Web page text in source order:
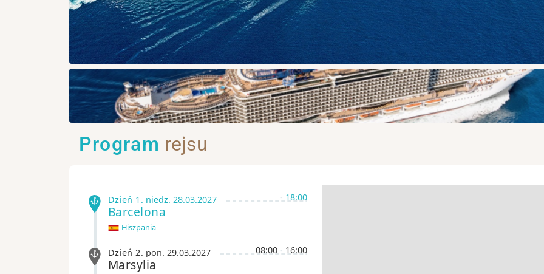
Program rejsu
- 18:00
Dzień 1 . niedz. 28.03.2027
Barcelona
Hiszpania
08:00 - 16:00
Dzień 2. pon. 29.03.2027
Marsylia